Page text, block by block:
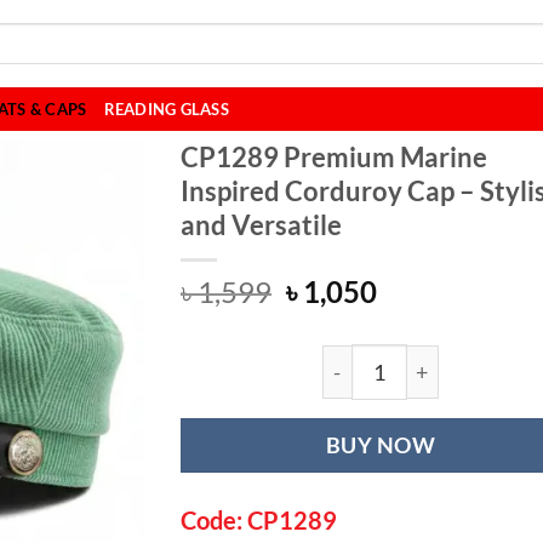
& CAPS READING GLASS
CP1289 Premium Marine
Inspired Corduroy Cap –
and Versatile
৳1,599 Original
price
was:
৳ 1,599.
৳ 1,050Current
is:
৳ 1,050.
CP1289
BUY NOW
Code: CP1289